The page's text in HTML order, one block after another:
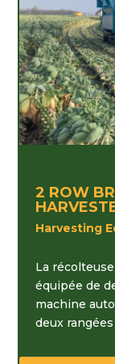
2 ROW
Harvesting
La
équipée de
machine
deux